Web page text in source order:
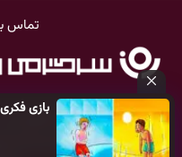
بازی
دیدن ارزش مسیرهای آرام
وقتی همه راه‌ها بسته شد، این
آسان شدن فوری کارهای سخت
نگه‌داشتن چیزهای ارزشمند
تماس
کلیه حقوق مادی و معنوی
می‌باشد و هر گونه کپی‌برداری